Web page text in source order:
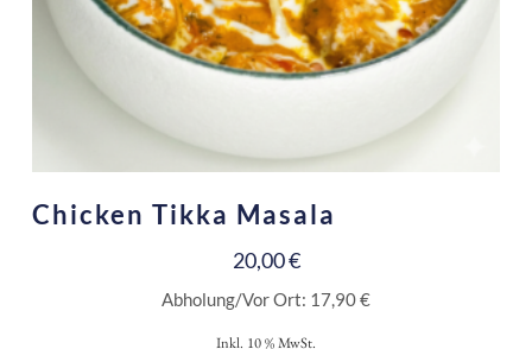
Chicken Tikka Masala
20,00€
Abholung/Vor Ort: 17,90€
Inkl. 10 % MwSt.